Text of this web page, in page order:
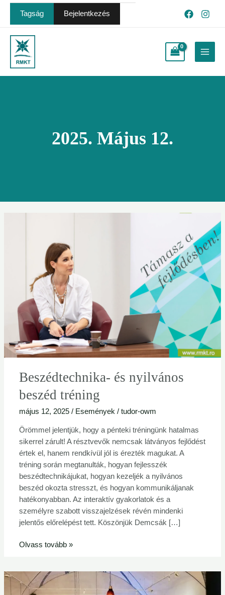
Skip
Tagság Bejelentkezés
Menu
2025. Május 12.
Beszédtechnika- és nyilvános
beszéd tréning
május 12, 2025 / Események / tudor-owm
Örömmel jelentjük, hogy a pénteki tréningünk hatalmas
sikerrel zárult! A résztvevők nemcsak látványos fejlődést
értek el, hanem rendkívül jól is érezték magukat. A
tréning során megtanulták, hogyan fejlesszék
beszédtechnikájukat, hogyan kezeljék a nyilvános
beszéd okozta stresszt, és hogyan kommunikáljanak
hatékonyabban. Az interaktív gyakorlatok és a
személyre szabott visszajelzések révén mindenki
jelentős előrelépést tett. Köszönjük Demcsák […]
Olvass tovább »
Sajtműhelytől
az